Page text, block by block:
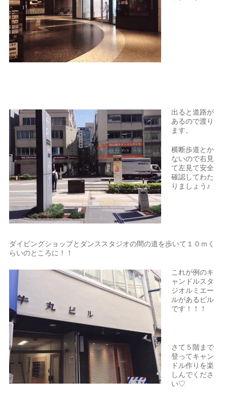
出ると道路が
あるので渡り
ます。
横断歩道とか
ないので右見
て左見て安全
確認してわた
りましょう♪
ダイビングショップとダンススタジオの間の道を歩いて１０ｍく
らいのところに！！
これが例のキ
ャンドルスタ
ジオルミエー
ルがあるビル
です！！！
さて５階まで
登ってキャン
ドル作りを楽
しんでくださ
い♡